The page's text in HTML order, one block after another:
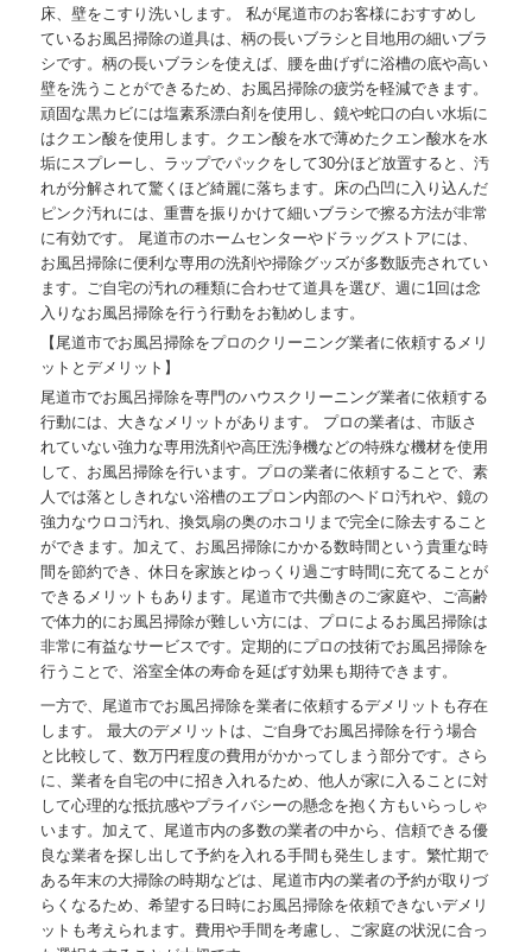
床、壁をこすり洗いします。 私が尾道市のお客様におすすめし
ているお風呂掃除の道具は、柄の長いブラシと目地用の細いブラ
シです。柄の長いブラシを使えば、腰を曲げずに浴槽の底や高い
壁を洗うことができるため、お風呂掃除の疲労を軽減できます。
頑固な黒カビには塩素系漂白剤を使用し、鏡や蛇口の白い水垢に
はクエン酸を使用します。クエン酸を水で薄めたクエン酸水を水
垢にスプレーし、ラップでパックをして30分ほど放置すると、汚
れが分解されて驚くほど綺麗に落ちます。床の凸凹に入り込んだ
ピンク汚れには、重曹を振りかけて細いブラシで擦る方法が非常
に有効です。 尾道市のホームセンターやドラッグストアには、
お風呂掃除に便利な専用の洗剤や掃除グッズが多数販売されてい
ます。ご自宅の汚れの種類に合わせて道具を選び、週に1回は念
入りなお風呂掃除を行う行動をお勧めします。
【尾道市でお風呂掃除をプロのクリーニング業者に依頼するメリ
ットとデメリット】
尾道市でお風呂掃除を専門のハウスクリーニング業者に依頼する
行動には、大きなメリットがあります。 プロの業者は、市販さ
れていない強力な専用洗剤や高圧洗浄機などの特殊な機材を使用
して、お風呂掃除を行います。プロの業者に依頼することで、素
人では落としきれない浴槽のエプロン内部のヘドロ汚れや、鏡の
強力なウロコ汚れ、換気扇の奥のホコリまで完全に除去すること
ができます。加えて、お風呂掃除にかかる数時間という貴重な時
間を節約でき、休日を家族とゆっくり過ごす時間に充てることが
できるメリットもあります。尾道市で共働きのご家庭や、ご高齢
で体力的にお風呂掃除が難しい方には、プロによるお風呂掃除は
非常に有益なサービスです。定期的にプロの技術でお風呂掃除を
行うことで、浴室全体の寿命を延ばす効果も期待できます。
一方で、尾道市でお風呂掃除を業者に依頼するデメリットも存在
します。 最大のデメリットは、ご自身でお風呂掃除を行う場合
と比較して、数万円程度の費用がかかってしまう部分です。さら
に、業者を自宅の中に招き入れるため、他人が家に入ることに対
して心理的な抵抗感やプライバシーの懸念を抱く方もいらっしゃ
います。加えて、尾道市内の多数の業者の中から、信頼できる優
良な業者を探し出して予約を入れる手間も発生します。繁忙期で
ある年末の大掃除の時期などは、尾道市内の業者の予約が取りづ
らくなるため、希望する日時にお風呂掃除を依頼できないデメリ
ットも考えられます。費用や手間を考慮し、ご家庭の状況に合っ